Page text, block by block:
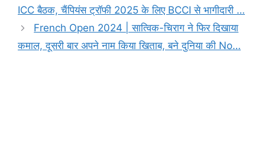
b
o
o
A
p
p
e
n
g
a
m
Li
n
k
ICC बैठक, चैंपियंस ट्रॉफी 2025 के लिए BCCI से भागीदारी …
French Open 2024 | सात्विक-चिराग ने फिर दिखाया
कमाल, दूसरी बार अपने नाम किया खिताब, बने दुनिया की No…